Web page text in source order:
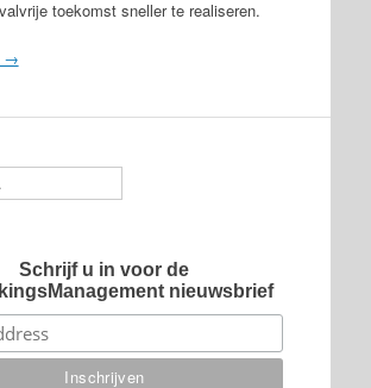
toekomst sneller te realiseren.
→
Schrijf u in voor de
nieuwsbrief